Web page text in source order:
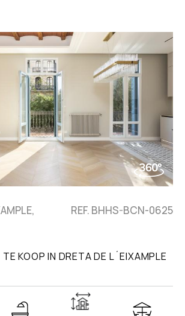
REF. BHHS-BCN-0625
KOOP IN DRETA DE L´EIXAMPLE